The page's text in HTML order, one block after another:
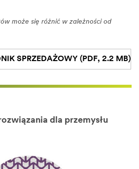
może się różnić w zależności od
SPRZEDAŻOWY (PDF, 2.2 MB)
dla przemysłu